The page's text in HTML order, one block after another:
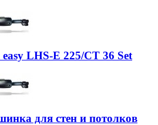
LHS-E 225/CT 36 Set
для стен и потолков